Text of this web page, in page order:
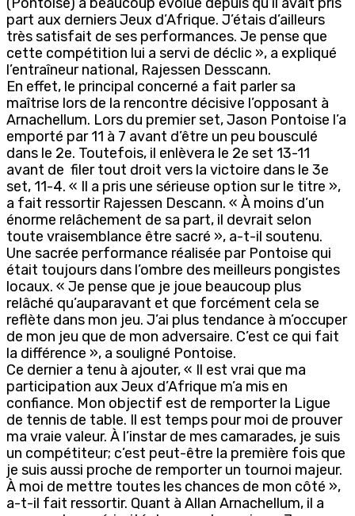
part aux derniers Jeux d’Afrique. J’étais d’ailleurs
très satisfait de ses performances. Je pense que
cette compétition lui a servi de déclic », a expliqué
l’entraîneur national, Rajessen Desscann.
En effet, le principal concerné a fait parler sa
maîtrise lors de la rencontre décisive l’opposant à
Arnachellum. Lors du premier set, Jason Pontoise l’a
emporté par 11 à 7 avant d’être un peu bousculé
dans le 2e. Toutefois, il enlèvera le 2e set 13-11
avant de filer tout droit vers la victoire dans le 3e
set, 11-4. « Il a pris une sérieuse option sur le titre »,
a fait ressortir Rajessen Descann. « À moins d’un
énorme relâchement de sa part, il devrait selon
toute vraisemblance être sacré », a-t-il soutenu.
Une sacrée performance réalisée par Pontoise qui
était toujours dans l’ombre des meilleurs pongistes
locaux. « Je pense que je joue beaucoup plus
relâché qu’auparavant et que forcément cela se
reflète dans mon jeu. J’ai plus tendance à m’occuper
de mon jeu que de mon adversaire. C’est ce qui fait
la différence », a souligné Pontoise.
Ce dernier a tenu à ajouter, « Il est vrai que ma
participation aux Jeux d’Afrique m’a mis en
confiance. Mon objectif est de remporter la Ligue
de tennis de table. Il est temps pour moi de prouver
ma vraie valeur. À l’instar de mes camarades, je suis
un compétiteur; c’est peut-être la première fois que
je suis aussi proche de remporter un tournoi majeur.
À moi de mettre toutes les chances de mon côté »,
a-t-il fait ressortir. Quant à Allan Arnachellum, il a